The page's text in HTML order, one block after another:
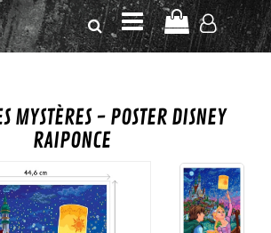
Rechercher
sur
le
MYSTÈRES - POSTER DISNEY
RAIPONCE